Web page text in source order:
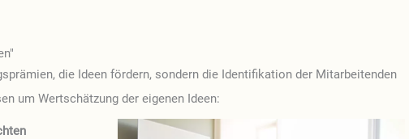
die Ideen fördern, sondern die Identifikation der Mitarbeitenden
um Wertschätzung der eigenen Ideen: